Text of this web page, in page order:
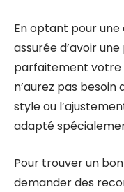
En optant pour une
assurée d’avoir
parfaitement votre
n’aurez pas
style ou
adapté
Pour trouver un
demander des